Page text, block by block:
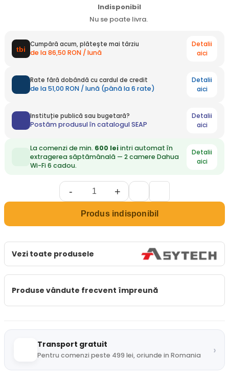
Indisponibil
Nu se poate livra.
Cumpără acum, plătește mai târziu
de la 86,50 RON / lună
Detalii
aici
Rate fără dobândă cu cardul de credit
de la 51,00 RON / lună (până la 6 rate)
Detalii
aici
Instituție publică sau bugetară?
Postăm produsul în catalogul SEAP
Detalii
aici
La comenzi de min. 600 leiintri automat în
extragerea săptămânală — 2 camere Dahua
Wi-Fi 6 cadou.
Detalii
aici
- +
Produs indisponibil
Vezi toate produsele
Produse vândute frecvent împreună
Transport gratuit
Pentru comenzi peste 499 lei, oriunde in Romania ›